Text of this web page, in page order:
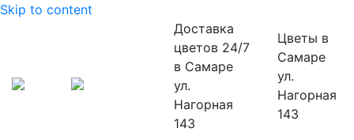
Skip to content
Доставка
цветов 24/7
в Самаре
ул.
Нагорная
143
Цветы в
Самаре
ул.
Нагорная
143